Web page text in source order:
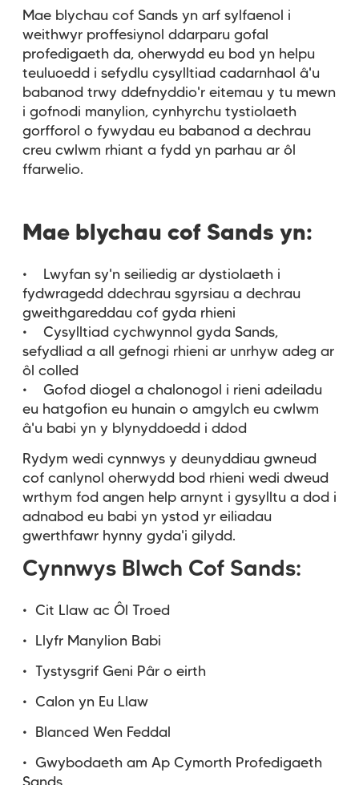
Mae blychau cof Sands yn arf sylfaenol i
weithwyr proffesiynol ddarparu gofal
profedigaeth da, oherwydd eu bod yn helpu
teuluoedd i sefydlu cysylltiad cadarnhaol â'u
babanod trwy ddefnyddio'r eitemau y tu mewn
i gofnodi manylion, cynhyrchu tystiolaeth
gorfforol o fywydau eu babanod a dechrau
creu cwlwm rhiant a fydd yn parhau ar ôl
ffarwelio.
Mae blychau cof Sands yn:
• Lwyfan sy'n seiliedig ar dystiolaeth i
fydwragedd ddechrau sgyrsiau a dechrau
gweithgareddau cof gyda rhieni
• Cysylltiad cychwynnol gyda Sands,
sefydliad a all gefnogi rhieni ar unrhyw adeg ar
ôl colled
• Gofod diogel a chalonogol i rieni adeiladu
eu hatgofion eu hunain o amgylch eu cwlwm
â'u babi yn y blynyddoedd i ddod
Rydym wedi cynnwys y deunyddiau gwneud
cof canlynol oherwydd bod rhieni wedi dweud
wrthym fod angen help arnynt i gysylltu a dod i
adnabod eu babi yn ystod yr eiliadau
gwerthfawr hynny gyda'i gilydd.
Cynnwys Blwch Cof Sands:
• Cit Llaw ac Ôl Troed
• Llyfr Manylion Babi
• Tystysgrif Geni Pâr o eirth
• Calon yn Eu Llaw
• Blanced Wen Feddal
• Gwybodaeth am Ap Cymorth Profedigaeth